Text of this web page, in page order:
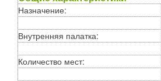
Назначение:
Внутренняя палатка:
Количество мест: